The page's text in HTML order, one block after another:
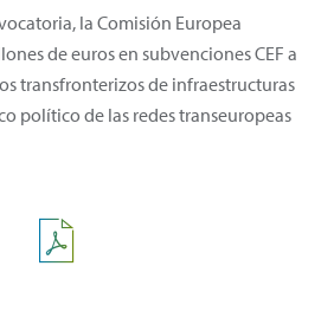
la Comisión Europea
de euros en subvenciones CEF a
transfronterizos de infraestructuras
político de las redes transeuropeas